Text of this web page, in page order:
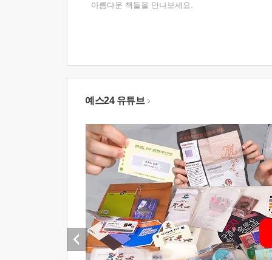
아름다운 책들을 만나보세요.
예스24 유튜브